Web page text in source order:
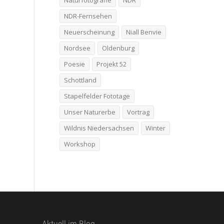
NDR-Fernsehen
Neuerscheinung
Niall Benvie
Nordsee
Oldenburg
Poesie
Projekt 52
Schottland
Stapelfelder Fototage
Unser Naturerbe
Vortrag
Wildnis Niedersachsen
Winter
Workshop